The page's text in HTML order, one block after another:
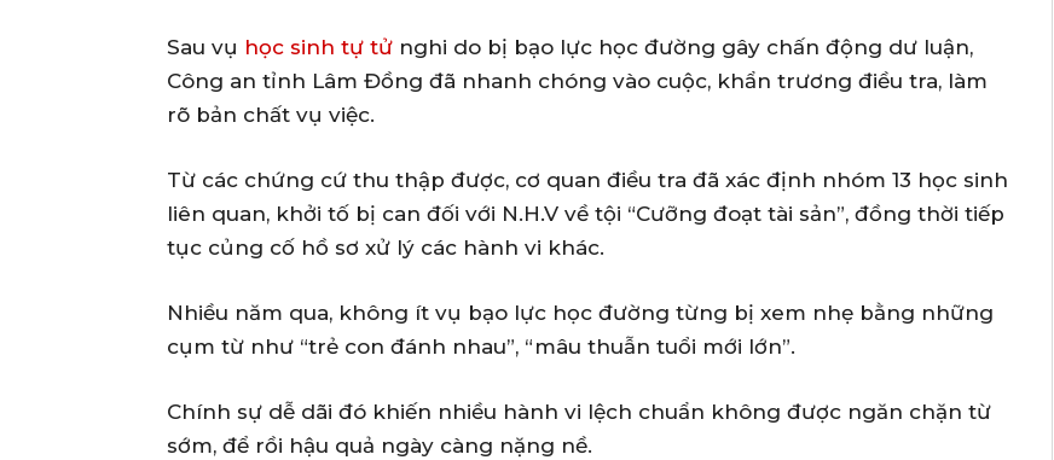
Sau vụ học sinh tự tử nghi do bị bạo lực học đường gây chấn động dư luận,
Công an tỉnh Lâm Đồng đã nhanh chóng vào cuộc, khẩn trương điều tra, làm
rõ bản chất vụ việc.
Từ các chứng cứ thu thập được, cơ quan điều tra đã xác định nhóm 13 học sinh
liên quan, khởi tố bị can đối với N.H.V về tội “Cưỡng đoạt tài sản”, đồng thời tiếp
tục củng cố hồ sơ xử lý các hành vi khác.
Nhiều năm qua, không ít vụ bạo lực học đường từng bị xem nhẹ bằng những
cụm từ như “trẻ con đánh nhau”, “mâu thuẫn tuổi mới lớn”.
Chính sự dễ dãi đó khiến nhiều hành vi lệch chuẩn không được ngăn chặn từ
sớm, để rồi hậu quả ngày càng nặng nề.